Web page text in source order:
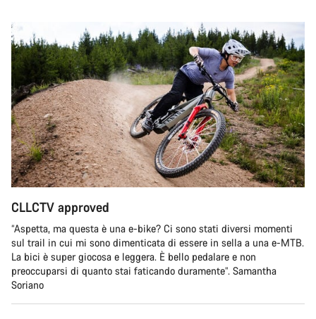
CLLCTV approved
“Aspetta, ma questa è una e-bike? Ci sono stati diversi momenti
sul trail in cui mi sono dimenticata di essere in sella a una e-MTB.
La bici è super giocosa e leggera. È bello pedalare e non
preoccuparsi di quanto stai faticando duramente”. Samantha
Soriano